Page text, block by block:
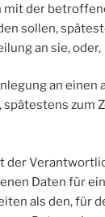
mit der
sollen,
an sie, oder,
an einen
zum
der
Daten für
als den, für